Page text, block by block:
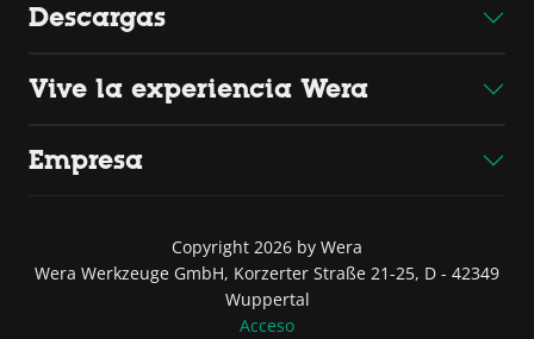
Descargas
Vive la experiencia Wera
Empresa
Copyright 2026 by Wera
Wera Werkzeuge GmbH, Korzerter Straße 21-25, D - 42349
Wuppertal
Acceso